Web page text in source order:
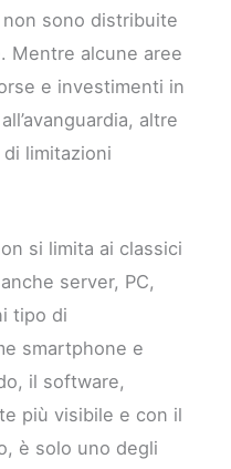
sono distribuite
Mentre alcune aree
e investimenti in
altre
limitazioni
si limita ai classici
server, PC,
tipo di
smartphone e
il software,
più visibile e con il
è solo uno degli